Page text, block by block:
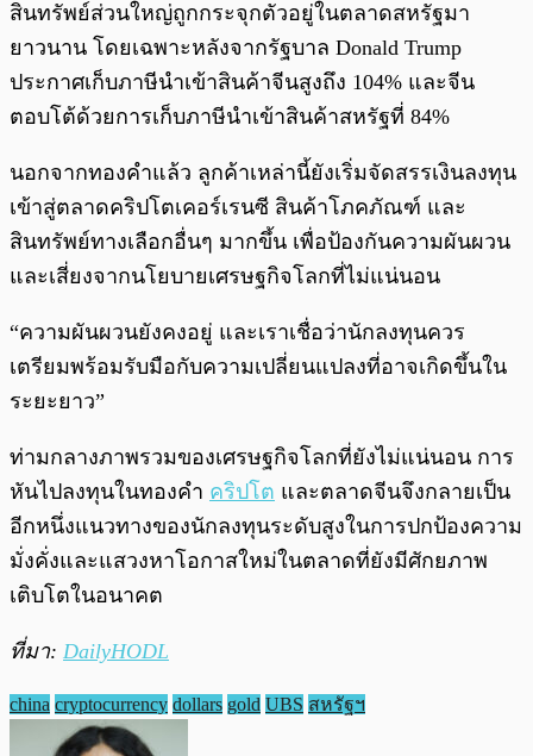
สินทรัพย์ส่วนใหญ่ถูกกระจุกตัวอยู่ในตลาดสหรัฐมา
ยาวนาน โดยเฉพาะหลังจากรัฐบาล Donald Trump
ประกาศเก็บภาษีนำเข้าสินค้าจีนสูงถึง 104% และจีน
ตอบโต้ด้วยการเก็บภาษีนำเข้าสินค้าสหรัฐที่ 84%
นอกจากทองคำแล้ว ลูกค้าเหล่านี้ยังเริ่มจัดสรรเงินลงทุน
เข้าสู่ตลาดคริปโตเคอร์เรนซี สินค้าโภคภัณฑ์ และ
สินทรัพย์ทางเลือกอื่นๆ มากขึ้น เพื่อป้องกันความผันผวน
และเสี่ยงจากนโยบายเศรษฐกิจโลกที่ไม่แน่นอน
“ความผันผวนยังคงอยู่ และเราเชื่อว่านักลงทุนควร
เตรียมพร้อมรับมือกับความเปลี่ยนแปลงที่อาจเกิดขึ้นใน
ระยะยาว”
ท่ามกลางภาพรวมของเศรษฐกิจโลกที่ยังไม่แน่นอน การ
หันไปลงทุนในทองคำ คริปโต และตลาดจีนจึงกลายเป็น
อีกหนึ่งแนวทางของนักลงทุนระดับสูงในการปกป้องความ
มั่งคั่งและแสวงหาโอกาสใหม่ในตลาดที่ยังมีศักยภาพ
เติบโตในอนาคต
ที่มา: DailyHODL
china cryptocurrency dollars gold UBS สหรัฐฯ